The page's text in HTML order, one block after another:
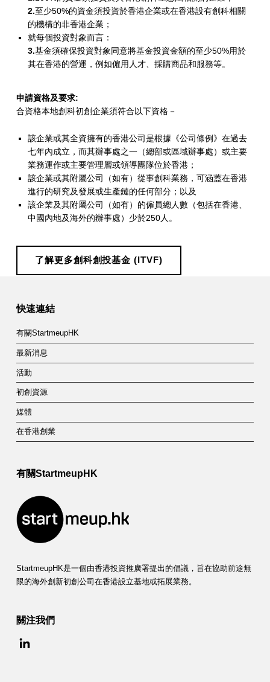
2.至少50%的資金須投資於香港企業或在香港設有創科相關
的機構的非香港企業；
就每個投資對象而言：
3.基金須確保投資對象同意將基金投資金額的至少50%用於
其在香港的營運，例如僱用人才、採購商品和服務等。
申請資格及要求:
合資格本地創科初創企業須符合以下資格－
該企業或其全資擁有的香港公司是根據《公司條例》在過去
七年內成立，而其辦事處之一（總部或區域辦事處）或主要
業務運作或主要管理層或領導團隊位於香港；
該企業或其附屬公司（如有）從事創科業務，可涵蓋在香港
進行的研究及發展或生產鏈的任何部分；以及
該企業及其附屬公司（如有）的僱員總人數（包括在香港、
中國內地及海外的辦事處）少於250人。
了解更多創科創投基金 (ITVF)
Skip back to main navigation
快速連結
有關StartmeupHK
最新消息
活動
初創資源
媒體
在香港創業
有關StartmeupHK
StartmeupHK是一個由香港投資推廣署提出的倡議，旨在協助前途無
限的海外創新初創公司在香港設立基地或拓展業務。
關注我們